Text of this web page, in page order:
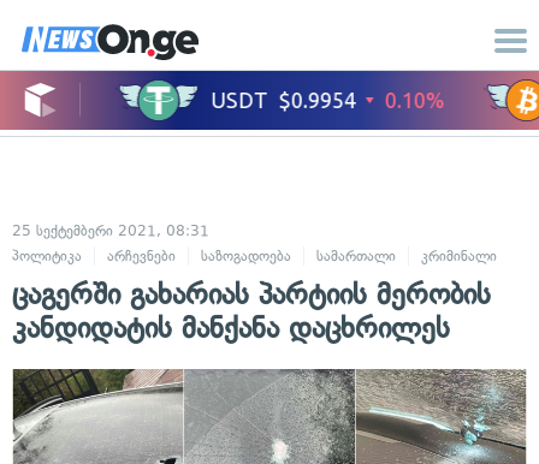
25 სექტემბერი 2021, 08:31
პოლიტიკა
არჩევნები საზოგადოება სამართალი კრიმინალი
ცაგერში გახარიას პარტიის მერობის
კანდიდატის მანქანა დაცხრილეს